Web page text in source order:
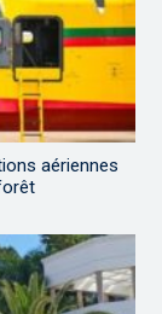
aériennes